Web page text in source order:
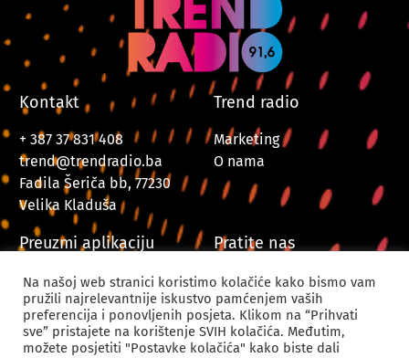
Kontakt
+ 387 37 831 408
trend@trendradio.ba
Fadila Šeriča bb, 77230
Velika Kladuša
Trend radio
Marketing
O nama
Preuzmi aplikaciju Pratite nas
Na našoj web stranici koristimo kolačiće kako bismo vam
pružili najrelevantnije iskustvo pamćenjem vaših
preferencija i ponovljenih posjeta. Klikom na “Prihvati
sve” pristajete na korištenje SVIH kolačića. Međutim,
možete posjetiti "Postavke kolačića" kako biste dali